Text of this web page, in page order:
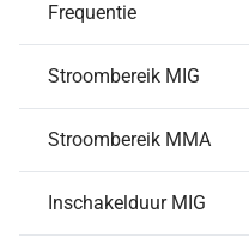
Frequentie
Stroombereik MIG
Stroombereik MMA
Inschakelduur MIG